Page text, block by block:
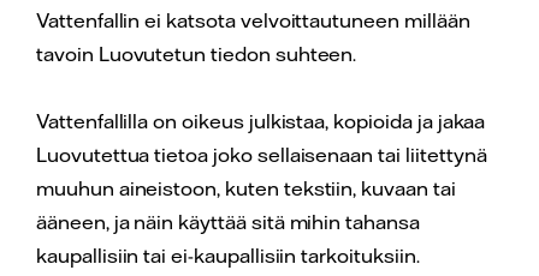
Vattenfallin ei katsota velvoittautuneen millään
tavoin Luovutetun tiedon suhteen.
Vattenfallilla on oikeus julkistaa, kopioida ja jakaa
Luovutettua tietoa joko sellaisenaan tai liitettynä
muuhun aineistoon, kuten tekstiin, kuvaan tai
ääneen, ja näin käyttää sitä mihin tahansa
kaupallisiin tai ei-kaupallisiin tarkoituksiin.